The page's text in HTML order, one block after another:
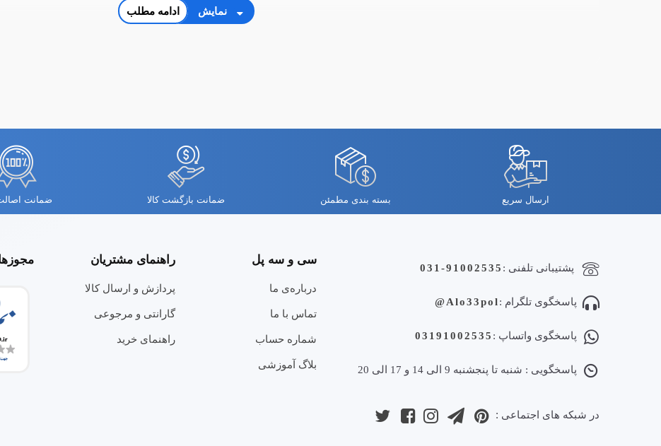
نمایش ادامه مطلب
ارسال سریع بسته بندی مطمئن ضمانت بازگشت کالا ضمانت اصالت
پشتیبانی تلفنی : 031-91002535
پاسخگوی تلگرام :Alo33pol@
پاسخگوی واتساپ : 03191002535
پاسخگویی : شنبه تا پنجشنبه 9 الی 14 و 17 الی 20
در شبکه های اجتماعی :
سی و سه پل
درباره‌ی ما
تماس با ما
شماره حساب
بلاگ آموزشی
راهنمای مشتریان
پردازش و ارسال کالا
گارانتی و مرجوعی
راهنمای خرید